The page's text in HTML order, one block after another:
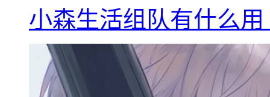
小森生活组队有什么